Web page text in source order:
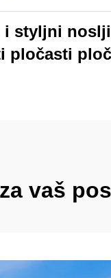
i styljni
pločasti
vaš